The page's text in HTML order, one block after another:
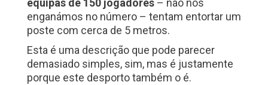
equipas de 150 jogadores– não nos
enganámos no número – tentam entortar um
poste com cerca de 5 metros.
Esta é uma descrição que pode parecer
demasiado simples, sim, mas é justamente
porque este desporto também o é.